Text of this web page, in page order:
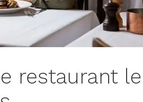
restaurant le